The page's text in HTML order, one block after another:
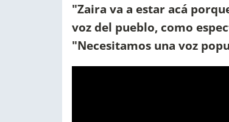
"Zaira va a estar acá
voz del pueblo, como
"Necesitamos una voz